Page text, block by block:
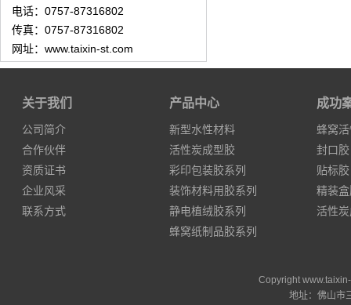
电话：0757-87316802
传真：0757-87316802
网址：www.taixin-st.com
关于我们
公司简介
合作伙伴
资质证书
企业风采
联系方式
产品中心
新型水性材料
活性炭成型胶
彩印包装胶系列
装饰材料用胶系列
静电植绒胶系列
蜂窝纸制品胶系列
成功
蜂窝
封口胶
贴标胶
精装
活性
Copyright
地址：佛山市